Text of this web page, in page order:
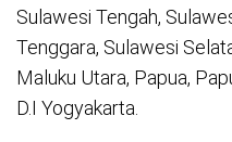
Sulawesi Tengah,
Tenggara, Sulawesi
Maluku Utara, Papua,
D.I Yogyakarta.